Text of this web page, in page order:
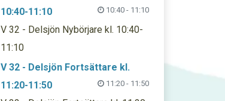
10:40-11:10
10:40 - 11:10
V 32 - Delsjön Nybörjare kl. 10:40-
11:10
V 32 - Delsjön Fortsättare kl.
11:20-11:50
11:20 - 11:50